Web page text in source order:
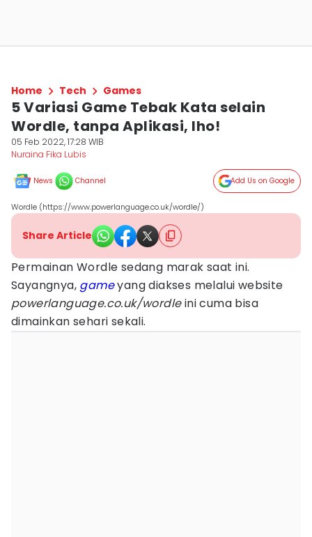
Home Tech Games
5 Variasi Game Tebak Kata selain
Wordle, tanpa Aplikasi, lho!
05 Feb 2022, 17:28 WIB
Nuraina Fika Lubis
News Channel Add Us on Google
Wordle (https://www.powerlanguage.co.uk/wordle/)
Share Article
Permainan Wordle sedang marak saat ini.
Sayangnya, gameyang diakses melalui website
powerlanguage.co.uk/wordleini cuma bisa
dimainkan sehari sekali.